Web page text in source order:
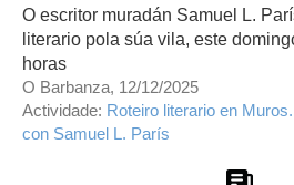
O escritor muradán Samuel L.
literario pola súa vila, este
horas
O Barbanza, 12/12/2025
Actividade: Roteiro literario en
con Samuel L. París